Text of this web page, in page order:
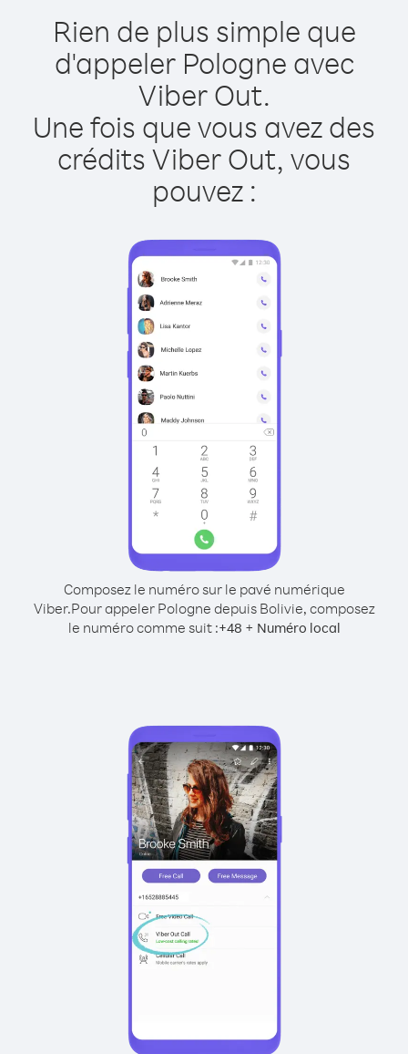
Rien de plus simple que
d'appeler Pologne avec
Viber Out.
Une fois que vous avez des
crédits Viber Out, vous
pouvez :
Composez le numéro sur le pavé numérique
Viber.Pour appeler Pologne depuis Bolivie, composez
le numéro comme suit :+48 + Numéro local